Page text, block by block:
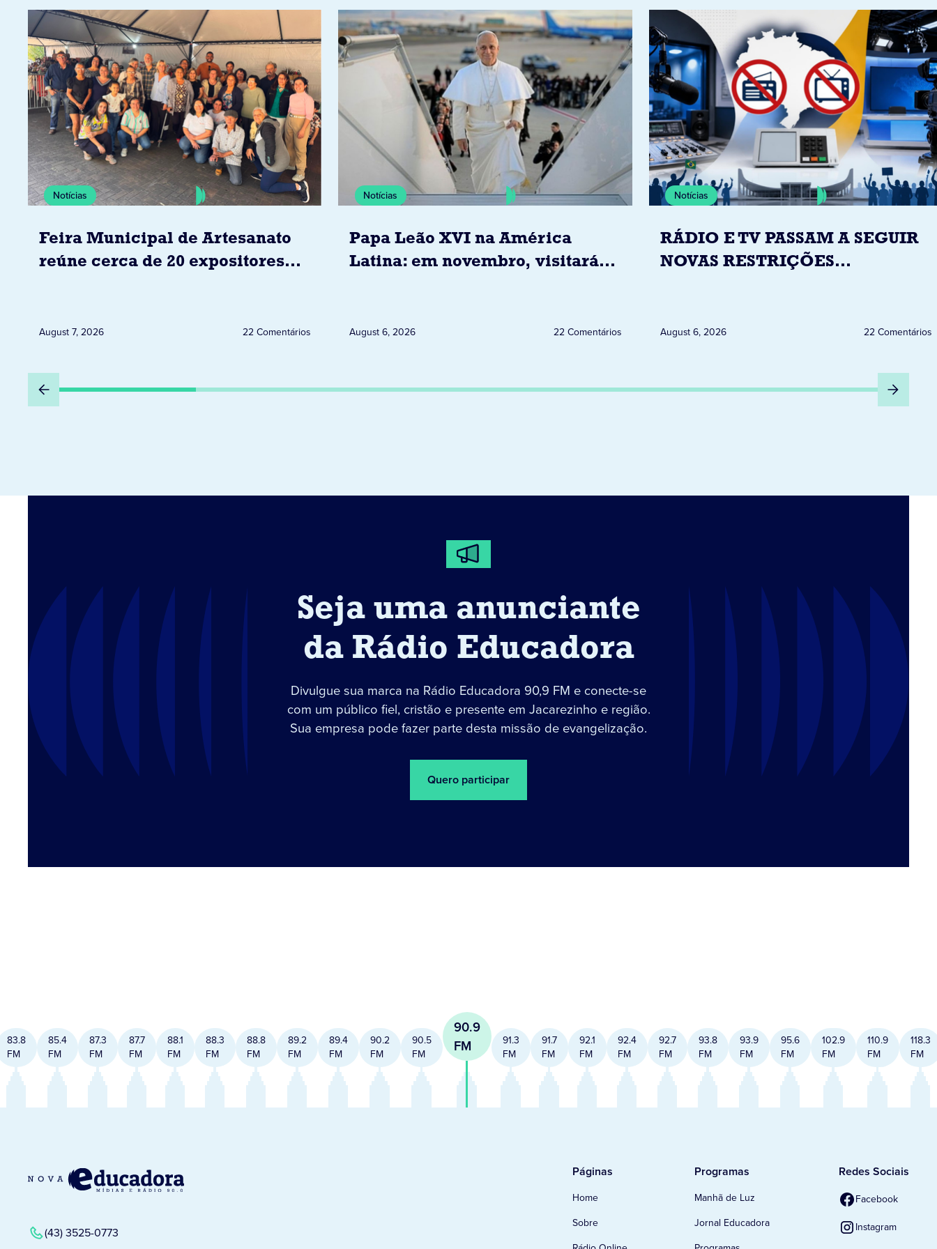
Notícias
Feira Municipal de Artesanato
reúne cerca de 20 expositores
August 7, 2026 22 Comentários
Notícias
Papa Leão XVI na América
Latina: em novembro, visitará
August 6, 2026 22 Comentários
Notícias
RÁDIO E TV PASSAM A SEGUIR
NOVAS RESTRIÇÕES
August 6, 2026 22 Comentários
Seja uma anunciante
da Rádio Educadora
Divulgue sua marca na Rádio Educadora 90,9 FM e conecte-se
com um público fiel, cristão e presente em Jacarezinho e região.
Sua empresa pode fazer parte desta missão de evangelização.
Quero participar
83.8
FM
85.4
FM
87.3
FM
87.7
FM
88.1
FM
88.3
FM
88.8
FM
89.2
FM
89.4
FM
90.2
FM
90.5
FM
90.9
FM
91.3
FM
91.7
FM
92.1
FM
92.4
FM
92.7
FM
93.8
FM
93.9
FM
95.6
FM
102.9
FM
110.9
FM
118.3
FM
(43) 3525-0773
Páginas
Home
Sobre
Programas
Manhã de Luz
Jornal Educadora
Redes Sociais
Facebook
Instagram